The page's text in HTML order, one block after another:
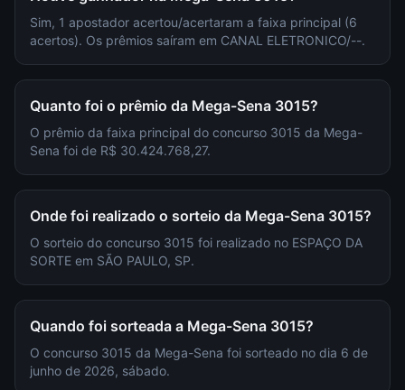
Sim, 1 apostador acertou/acertaram a faixa principal (6
acertos). Os prêmios saíram em CANAL ELETRONICO/--.
Quanto foi o prêmio da Mega-Sena 3015?
O prêmio da faixa principal do concurso 3015 da Mega-
Sena foi de R$ 30.424.768,27.
Onde foi realizado o sorteio da Mega-Sena 3015?
O sorteio do concurso 3015 foi realizado no ESPAÇO DA
SORTE em SÃO PAULO, SP.
Quando foi sorteada a Mega-Sena 3015?
O concurso 3015 da Mega-Sena foi sorteado no dia 6 de
junho de 2026, sábado.